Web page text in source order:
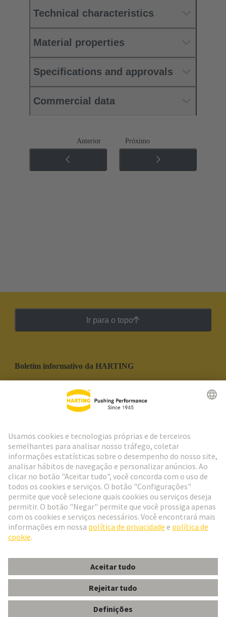
Technical characteristics
Material properties
Specifications and approvals
Commercial data
Anterior Próximo
Ir para o topo
Boletim informativo da HARTING
Social Media
Portugal Português
© Grupo de Tecnologia HARTING
ImprimirPolítica de Privacidade
Termos de Utilização